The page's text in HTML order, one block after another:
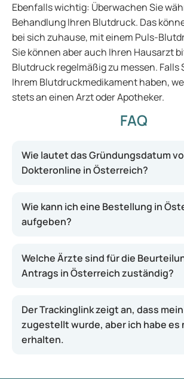
Ebenfalls wichtig: Überwachen Sie
Behandlung Ihren Blutdruck. Das
bei sich zuhause, mit einem Puls-
Sie können aber auch Ihren Hausarzt
Blutdruck regelmäßig zu messen. Falls
Ihrem Blutdruckmedikament haben,
stets an einen Arzt oder Apotheker.
FAQ
Wie lautet das Gründungsdatum
Dokteronline in Österreich?
Wie kann ich eine Bestellung in
aufgeben?
Welche Ärzte sind für die
Antrags in Österreich zuständig?
Der Trackinglink zeigt an, dass
zugestellt wurde, aber ich habe es
erhalten.